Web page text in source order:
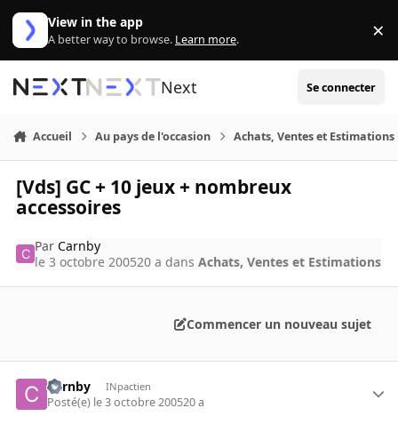
Aller au contenu
View in the app
A better way to browse. Learn more. ×
Next Se connecter
Accueil Au pays de l'occasion Achats, Ventes et Estimations
[Vds] GC + 10 jeux + nombreux
accessoires
ParCarnby
le 3 octobre 200520 a dansAchats, Ventes et Estimations
Commencer un nouveau sujet
Carnby INpactien
Posté(e) le 3 octobre 200520 a